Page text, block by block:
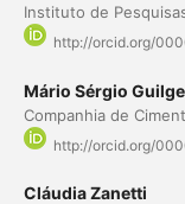
Instituto de
http://orcid.org/
Mário Sérgio Guilge
Companhia de
http://orcid.org/
Cláudia Zanetti